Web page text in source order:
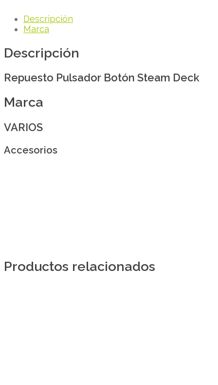
Descripción
Marca
Descripción
Repuesto Pulsador Botón Steam Deck
Marca
VARIOS
Accesorios
Productos relacionados